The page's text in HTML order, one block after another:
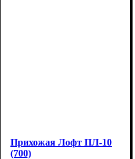
Прихожая Лофт ПЛ-10
(700)